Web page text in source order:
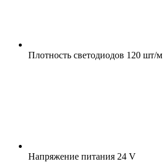
Плотность светодиодов 120 шт/м
Напряжение питания 24 V